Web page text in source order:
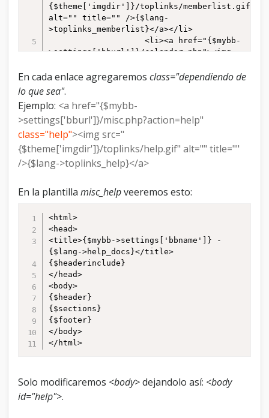
e
g
a
n
{$theme['imgdir']}/toplinks/memberlist.gif"
alt="" title="" />{$lang-
>toplinks_memberlist}</a></li>
>settings['bburl']}/calendar.php"><img
{$theme['imgdir']}/toplinks/calendar.gif"
alt="" title="" />{$lang-
>toplinks_calendar}</a></li>
					<li><a href="{$mybb-
>settings['bburl']}/misc.php?
action=help"><img src="
{$theme['imgdir']}/toplinks/help.gif"
alt="" title="" />{$lang->toplinks_help}
</a></li>
En cada enlace agregaremosclass="dependiendo de
lo que sea".
Ejemplo: <a href="{$mybb-
>settings['bburl']}/misc.php?action=help"
class="help"><img src="
{$theme['imgdir']}/toplinks/help.gif" alt="" title=""
/>{$lang->toplinks_help}</a>
En la plantillamisc_helpveeremos esto:
<html>
<head>
<title>{$mybb->settings['bbname']} -
{$lang->help_docs}</title>
{$headerinclude}
</head>
<body>
{$header}
{$sections}
{$footer}
</body>
</html>
Solo modificaremos <body>dejandolo así: <body
id="help">.